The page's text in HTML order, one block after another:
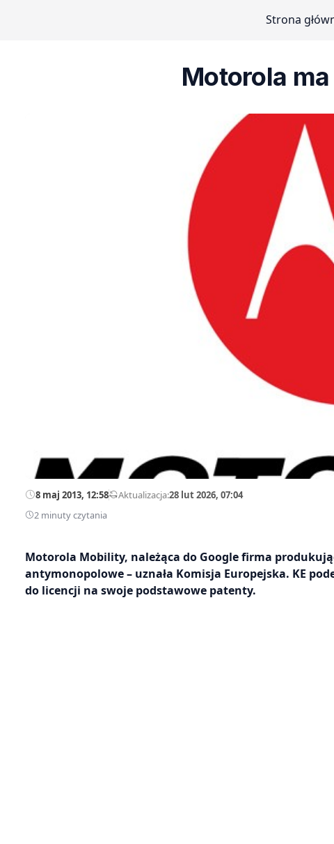
Strona
Motorola
8 maj 2013, 12:58—Aktualizacja:28 lut 2026, 07:04
2 minuty czytania
Motorola Mobility, należąca do Google firma
antymonopolowe – uznała Komisja Europejska. KE
do licencji na swoje podstawowe patenty.